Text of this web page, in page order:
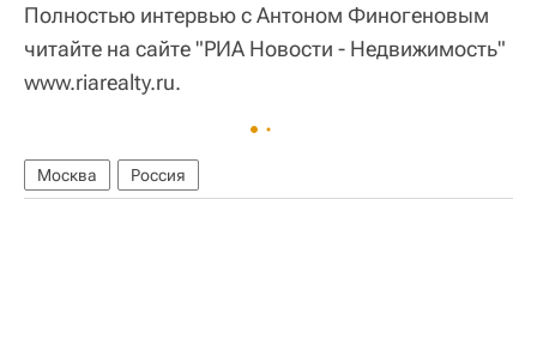
Полностью интервью с Антоном Финогеновым
читайте на сайте "РИА Новости - Недвижимость"
www.riarealty.ru.
Москва Россия